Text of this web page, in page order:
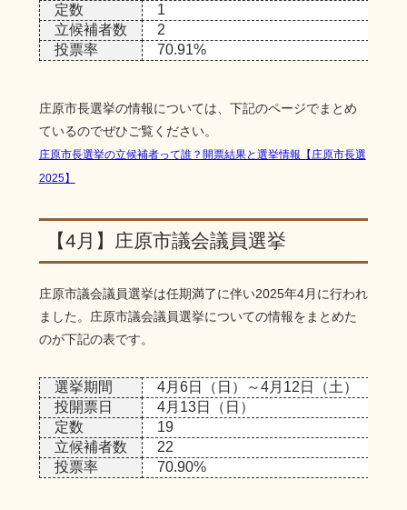
定数
1
立候補者数
2
投票率
70.91%
庄原市長選挙の情報については、下記のページでまとめ
ているのでぜひご覧ください。
庄原市長選挙の立候補者って誰？開票結果と選挙情報【庄原市長選
2025】
【4月】庄原市議会議員選挙
庄原市議会議員選挙は任期満了に伴い2025年4月に行われ
ました。庄原市議会議員選挙についての情報をまとめた
のが下記の表です。
選挙期間
4月6日（日）～4月12日（土）
投開票日
4月13日（日）
定数
19
立候補者数
22
投票率
70.90%